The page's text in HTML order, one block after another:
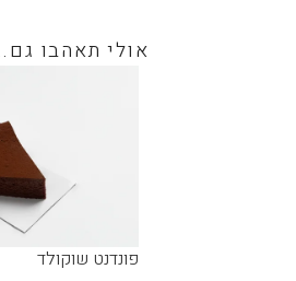
אולי תאהבו
פונדנט שוקולד